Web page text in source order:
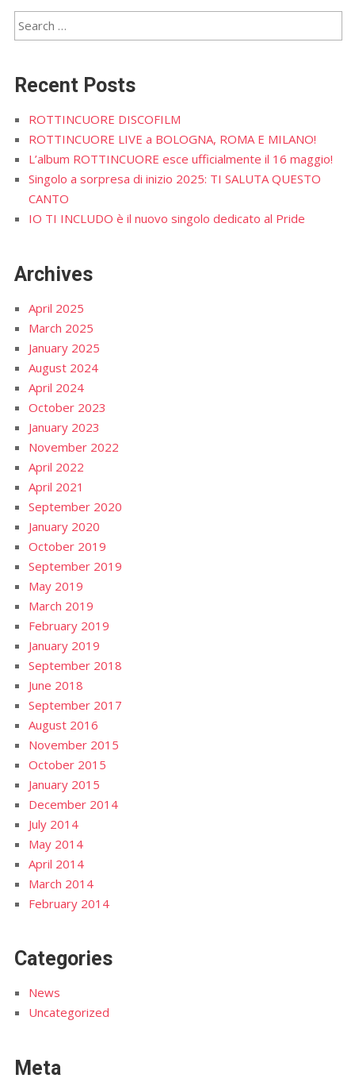
Recent Posts
ROTTINCUORE DISCOFILM
ROTTINCUORE LIVE a BOLOGNA, ROMA E MILANO!
L’album ROTTINCUORE esce ufficialmente il 16 maggio!
Singolo a sorpresa di inizio 2025: TI SALUTA QUESTO
CANTO
IO TI INCLUDO è il nuovo singolo dedicato al Pride
Archives
April 2025
March 2025
January 2025
August 2024
April 2024
October 2023
January 2023
November 2022
April 2022
April 2021
September 2020
January 2020
October 2019
September 2019
May 2019
March 2019
February 2019
January 2019
September 2018
June 2018
September 2017
August 2016
November 2015
October 2015
January 2015
December 2014
July 2014
May 2014
April 2014
March 2014
February 2014
Categories
News
Uncategorized
Meta